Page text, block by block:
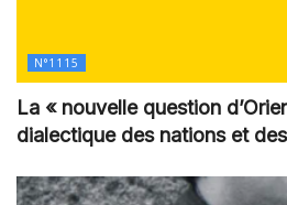
N°1115
La « nouvelle question
dialectique des nations et